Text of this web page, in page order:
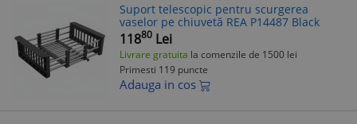
Suport telescopic pentru scurgerea
vaselor pe chiuvetă REA P14487 Black
11880 Lei
Livrare gratuita la comenzile de 1500 lei
Primesti 119 puncte
Adauga in cos